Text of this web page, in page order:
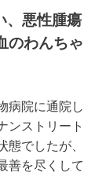
、悪性腫瘍
のわんちゃ
病院に通院し
ンストリート
態でしたが、
善を尽くして